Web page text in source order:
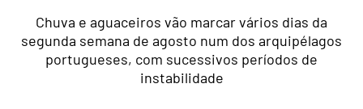
Chuva e aguaceiros vão marcar vários dias da
segunda semana de agosto num dos arquipélagos
portugueses, com sucessivos períodos de
instabilidade